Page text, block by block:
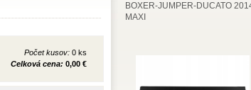
Počet kusov: 0 ks
Celková cena: 0,00 €
BOXER-JUMPER-DUCATO
MAXI